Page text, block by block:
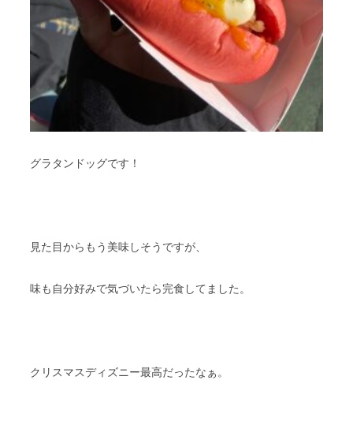
グラタンドッグです！
見た目からもう美味しそうですが、
味も自分好みで気づいたら完食してました。
クリスマスディズニー最高だったなぁ。